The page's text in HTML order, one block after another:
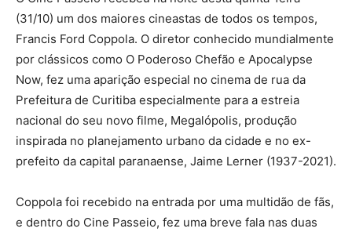
(31/10) um dos maiores cineastas de todos os tempos,
Francis Ford Coppola. O diretor conhecido mundialmente
por clássicos como O Poderoso Chefão e Apocalypse
Now, fez uma aparição especial no cinema de rua da
Prefeitura de Curitiba especialmente para a estreia
nacional do seu novo filme, Megalópolis, produção
inspirada no planejamento urbano da cidade e no ex-
prefeito da capital paranaense, Jaime Lerner (1937-2021).
Coppola foi recebido na entrada por uma multidão de fãs,
e dentro do Cine Passeio, fez uma breve fala nas duas